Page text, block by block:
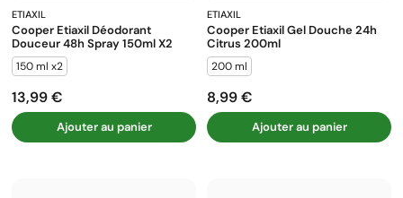
ETIAXIL
Cooper Etiaxil Déodorant
Douceur 48h Spray 150ml X2
150 ml x2
Prix
13,99 €
Ajouter au panier
ETIAXIL
Cooper Etiaxil Gel Douche 24h
Citrus 200ml
200 ml
Prix
8,99 €
Ajouter au panier